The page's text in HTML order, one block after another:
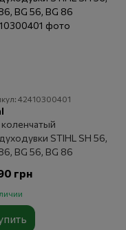
42410300401
STIHL SH 56,
BG 56, BG 86
грн